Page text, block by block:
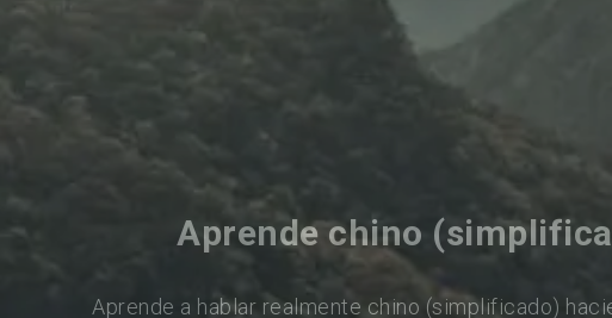
Aprende chino
Aprende a hablar realmente chino (simplificado)